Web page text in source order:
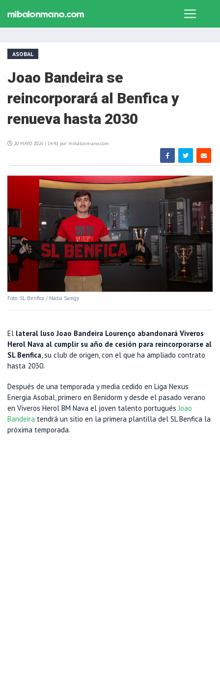
ASOBAL
Joao Bandeira se
reincorporará al Benfica y
renueva hasta 2030
20 MAYO 2026 | 14:41 por mibalonmano.com
Foto: SL Benfica / Nadia Samgy
El lateral luso Joao Bandeira Lourenço abandonará Viveros
Herol Nava al cumplir su año de cesión para reincorporarse al
SL Benfica , su club de origen, con el que ha ampliado contrato
hasta 2030.
Después de una temporada y media cedido en Liga Nexus
Energia Asobal, primero en Benidorm y desde el pasado verano
en Viveros Herol BM Nava el joven talento portugués Joao
Bandeira tendrá un sitio en la primera plantilla del SL Benfica la
próxima temporada.